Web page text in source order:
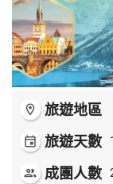
room 旅遊地區
event 旅遊天數
people 成團人數